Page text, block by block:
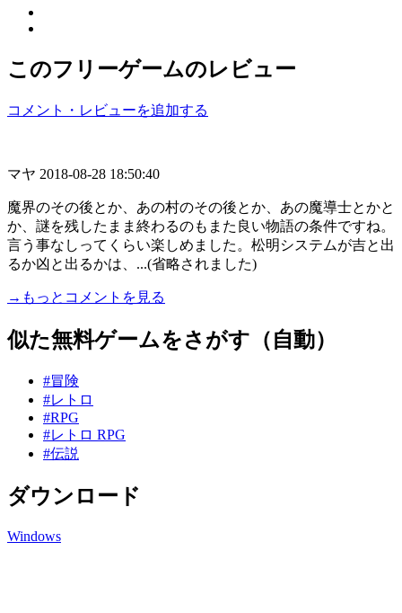
このフリーゲームのレビュー
コメント・レビューを追加する
マヤ 2018-08-28 18:50:40
魔界のその後とか、あの村のその後とか、あの魔導士とかと
か、謎を残したまま終わるのもまた良い物語の条件ですね。
言う事なしってくらい楽しめました。松明システムが吉と出
るか凶と出るかは、...(省略されました)
→もっとコメントを見る
似た無料ゲームをさがす（自動）
#冒険
#レトロ
#RPG
#レトロ RPG
#伝説
ダウンロード
Windows